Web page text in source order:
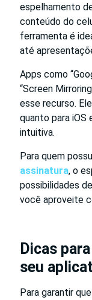
espelhamento
conteúdo do
ferramenta é
até
Apps como
“Screen
esse recurso.
quanto para iOS
intuitiva.
Para quem
assinatura, o
possibilidades
você aproveite
Dicas
seu
Para garantir